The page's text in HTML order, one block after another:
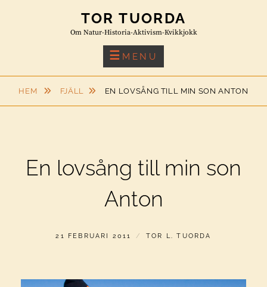
TOR TUORDA
Om Natur-Historia-Aktivism-Kvikkjokk
MENU
HEM FJÄLL EN LOVSÅNG TILL MIN SON ANTON
En lovsång till min son
Anton
PUBLICERAT
21 FEBRUARI 2011 AV
TOR L. TUORDA